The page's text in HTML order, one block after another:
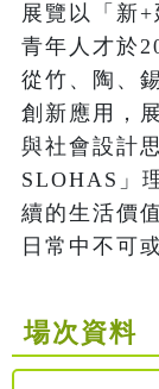
展覽以「新
青年人才於
從竹、陶、
創新應用，
與社會設計
SLOHAS」
續的生活價
日常中不可
場次資料